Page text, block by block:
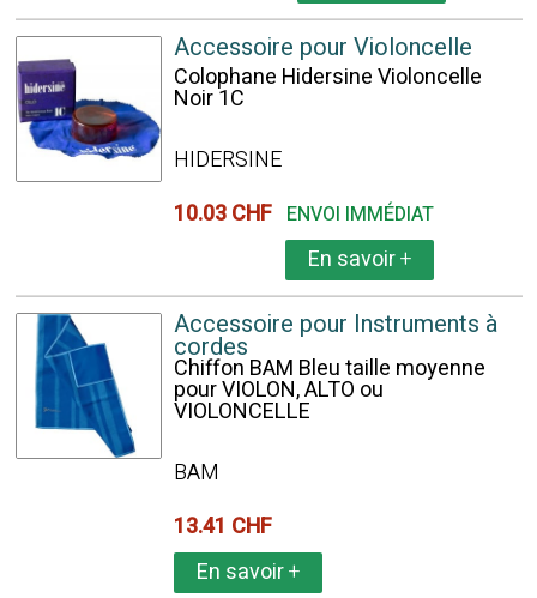
Accessoire pour Violoncelle
Colophane Hidersine Violoncelle
Noir 1C
HIDERSINE
10.03 CHF ENVOI IMMÉDIAT
En savoir+
Accessoire pour Instruments à
cordes
Chiffon BAM Bleu taille moyenne
pour VIOLON, ALTO ou
VIOLONCELLE
BAM
13.41 CHF
En savoir+